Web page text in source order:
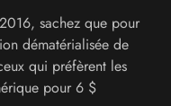
sachez que pour
dématérialisée de
qui préfèrent les
pour 6 $